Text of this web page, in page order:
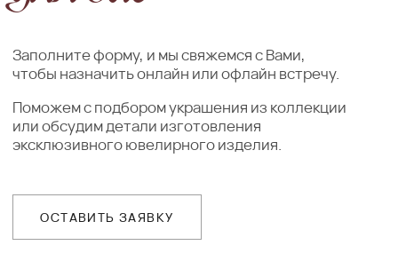
Наш менеджер свяжется с Вами
в ближайшее время для уточнения
деталей заказа
Организуем презентацию и доставим
украшения в любой город собственной
курьерской службой